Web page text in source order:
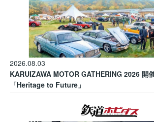
2026.08.03
KARUIZAWA MOTOR GATHERING 2026 開
「Heritage to Future」